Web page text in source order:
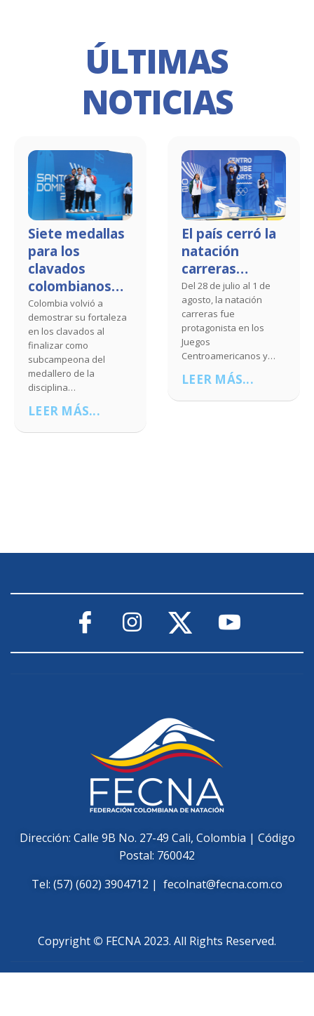
ÚLTIMAS
NOTICIAS
Siete medallas
para los
clavados
colombianos…
Colombia volvió a
demostrar su fortaleza
en los clavados al
finalizar como
subcampeona del
medallero de la
disciplina…
LEER MÁS...
El país cerró la
natación
carreras…
Del 28 de julio al 1 de
agosto, la natación
carreras fue
protagonista en los
Juegos
Centroamericanos y…
LEER MÁS...
Dirección: Calle 9B No. 27-49 Cali, Colombia | Código
Postal: 760042
Tel: (57) (602) 3904712 | fecolnat@fecna.com.co
Copyright © FECNA 2023. All Rights Reserved.